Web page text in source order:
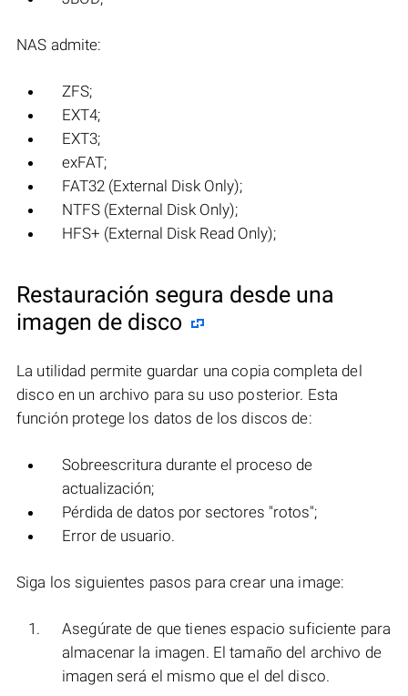
NAS admite:
ZFS;
EXT4;
EXT3;
exFAT;
FAT32 (External Disk Only);
NTFS (External Disk Only);
HFS+ (External Disk Read Only);
Restauración segura desde una
imagen de disco
La utilidad permite guardar una copia completa del
disco en un archivo para su uso posterior. Esta
función protege los datos de los discos de:
Sobreescritura durante el proceso de
actualización;
Pérdida de datos por sectores "rotos";
Error de usuario.
Siga los siguientes pasos para crear una image:
Asegúrate de que tienes espacio suficiente para
almacenar la imagen. El tamaño del archivo de
imagen será el mismo que el del disco.